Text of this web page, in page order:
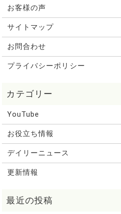
お客様の声
サイトマップ
お問合わせ
プライバシーポリシー
YouTube
お役立ち情報
デイリーニュース
更新情報